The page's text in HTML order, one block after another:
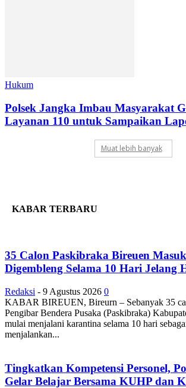
Hukum
Polsek Jangka Imbau Masyarakat
Layanan 110 untuk Sampaikan
Muat lebih banyak
KABAR TERBARU
35 Calon Paskibraka Bireuen
Digembleng Selama 10 Hari Jelang
Redaksi - 9 Agustus 2026 0
KABAR BIREUEN, Bireurn – Sebanyak 35
Pengibar Bendera Pusaka (Paskibraka)
mulai menjalani karantina selama 10 hari
menjalankan...
Tingkatkan Kompetensi Personel,
Gelar Belajar Bersama KUHP dan